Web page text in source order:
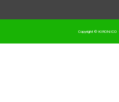
Copyright © KIRONICO